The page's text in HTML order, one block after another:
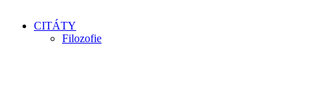
CITÁTY
Filozofie